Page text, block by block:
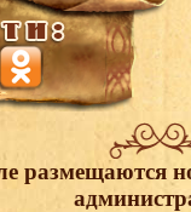
размещаются